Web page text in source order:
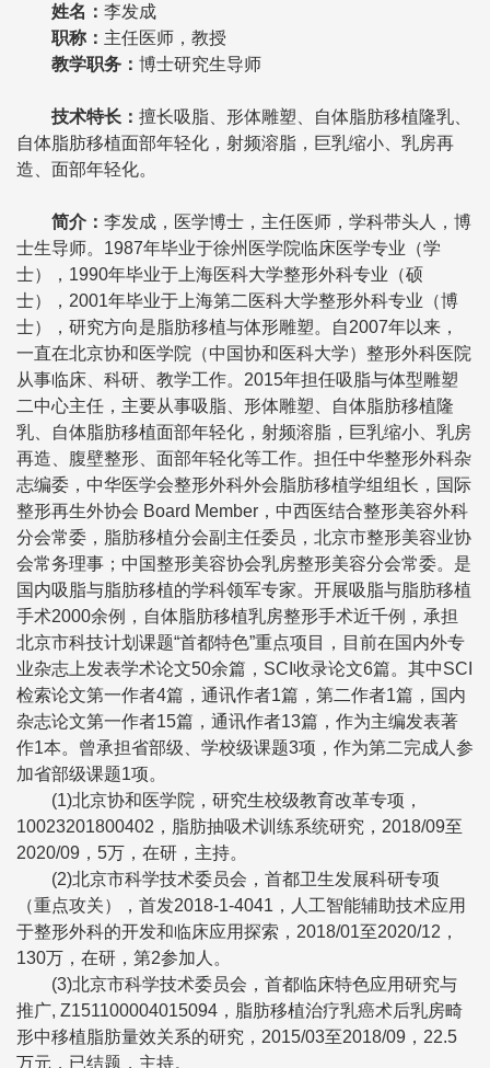
姓名： 李发成
职称 ： 主任医师，教授
教学职务 ： 博士研究生导师
技术特长 ： 擅长吸脂、形体雕塑、自体脂肪移植隆乳、
自体脂肪移植面部年轻化，射频溶脂，巨乳缩小、乳房再
造、面部年轻化。
简介 ： 李发成，医学博士，主任医师，学科带头人，博
士生导师。1987年毕业于徐州医学院临床医学专业（学
士），1990年毕业于上海医科大学整形外科专业（硕
士），2001年毕业于上海第二医科大学整形外科专业（博
士），研究方向是脂肪移植与体形雕塑。自2007年以来，
一直在北京协和医学院（中国协和医科大学）整形外科医院
从事临床、科研、教学工作。2015年担任吸脂与体型雕塑
二中心主任，主要从事吸脂、形体雕塑、自体脂肪移植隆
乳、自体脂肪移植面部年轻化，射频溶脂，巨乳缩小、乳房
再造、腹壁整形、面部年轻化等工作。担任中华整形外科杂
志编委，中华医学会整形外科外会脂肪移植学组组长，国际
整形再生外协会 Board Member，中西医结合整形美容外科
分会常委，脂肪移植分会副主任委员，北京市整形美容业协
会常务理事；中国整形美容协会乳房整形美容分会常委。是
国内吸脂与脂肪移植的学科领军专家。开展吸脂与脂肪移植
手术2000余例，自体脂肪移植乳房整形手术近千例，承担
北京市科技计划课题“首都特色”重点项目，目前在国内外专
业杂志上发表学术论文50余篇，SCI收录论文6篇。其中SCI
检索论文第一作者4篇，通讯作者1篇，第二作者1篇，国内
杂志论文第一作者15篇，通讯作者13篇，作为主编发表著
作1本。曾承担省部级、学校级课题3项，作为第二完成人参
加省部级课题1项。
(1)北京协和医学院，研究生校级教育改革专项，
10023201800402，脂肪抽吸术训练系统研究，2018/09至
2020/09，5万，在研，主持。
(2)北京市科学技术委员会，首都卫生发展科研专项
（重点攻关），首发2018-1-4041，人工智能辅助技术应用
于整形外科的开发和临床应用探索，2018/01至2020/12，
130万，在研，第2参加人。
(3)北京市科学技术委员会，首都临床特色应用研究与
推广, Z151100004015094，脂肪移植治疗乳癌术后乳房畸
形中移植脂肪量效关系的研究，2015/03至2018/09，22.5
万元，已结题，主持。